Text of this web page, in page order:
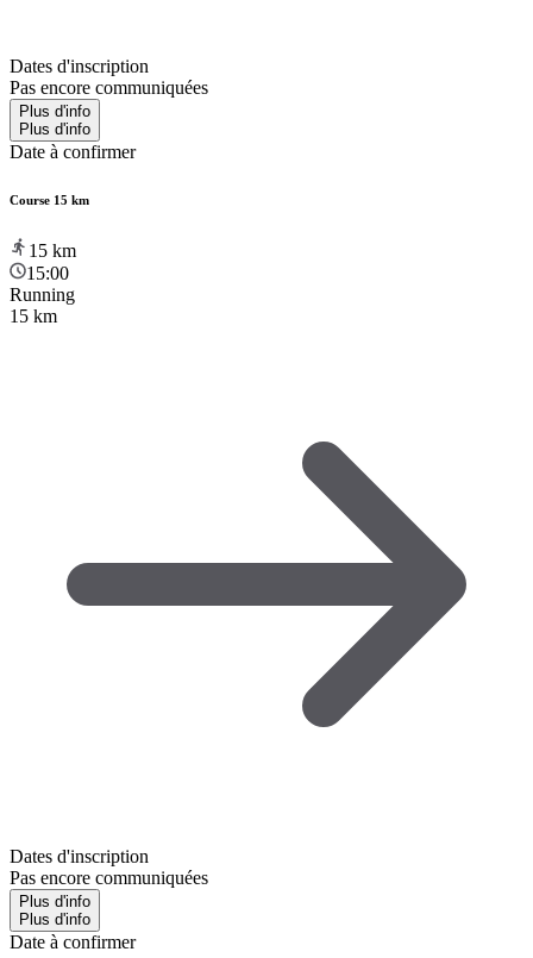
Dates d'inscription
Pas encore communiquées
Plus d'info
Plus d'info
Date à confirmer
Course 15 km
15 km
15:00
Running
15 km
Dates d'inscription
Pas encore communiquées
Plus d'info
Plus d'info
Date à confirmer